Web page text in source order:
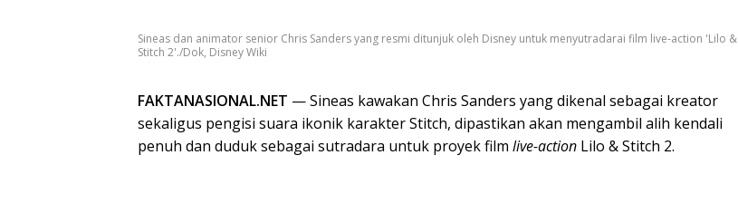
Sineas dan animator senior Chris Sanders yang resmi ditunjuk oleh Disney untuk menyutradarai film live-action 'Lilo &
Stitch 2'./Dok, Disney Wiki
FAKTANASIONAL.NET — Sineas kawakan Chris Sanders yang dikenal sebagai kreator
sekaligus pengisi suara ikonik karakter Stitch, dipastikan akan mengambil alih kendali
penuh dan duduk sebagai sutradara untuk proyek film live-action Lilo & Stitch 2.